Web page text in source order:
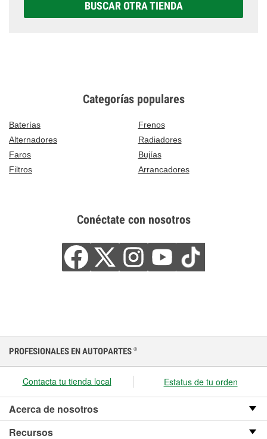
BUSCAR OTRA TIENDA
Categorías populares
Baterías
Frenos
Alternadores
Radiadores
Faros
Bujías
Filtros
Arrancadores
Conéctate con nosotros
PROFESIONALES EN AUTOPARTES ®
Contacta tu tienda local Estatus de tu orden
Acerca de nosotros
Recursos